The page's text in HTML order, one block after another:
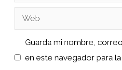
Web
Guarda mi nombre,
en este navegador para